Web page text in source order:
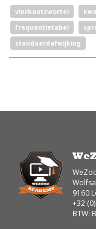
vierkantswortel
frequentietabel
standaardafwijking
9160
+32
BTW: